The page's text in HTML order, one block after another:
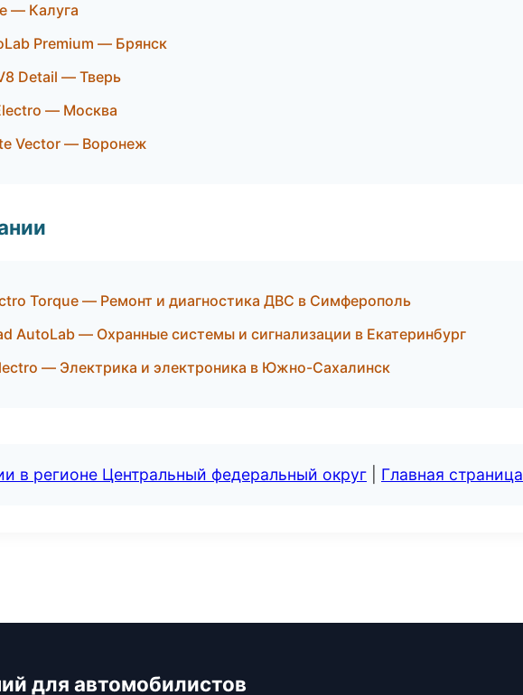
— Калуга
Premium — Брянск
Detail — Тверь
— Москва
Vector — Воронеж
Torque — Ремонт и диагностика ДВС в Симферополь
AutoLab — Охранные системы и сигнализации в Екатеринбург
— Электрика и электроника в Южно-Сахалинск
в регионе Центральный федеральный округ Главная страница
для автомобилистов